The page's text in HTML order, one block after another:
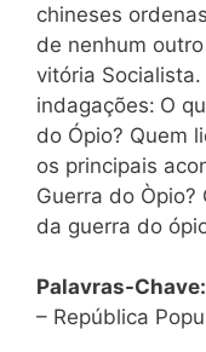
chineses
de nenhum
vitória
indagações: O
do Ópio? Quem
os principais
Guerra do Òpio?
da guerra do
Palavras-Chave:
– República